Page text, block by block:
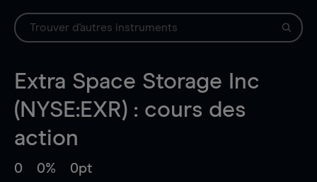
Extra Space Storage Inc
(NYSE:EXR) : cours des
action
0 0% 0pt